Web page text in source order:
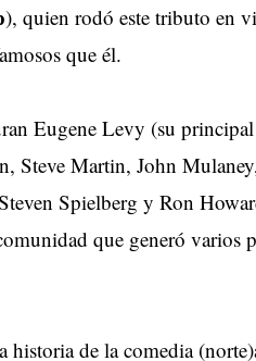
), quien rodó este tributo en
que él.
Eugene Levy (su
Steve Martin, John
Spielberg y Ron
que generó varios
de la comedia